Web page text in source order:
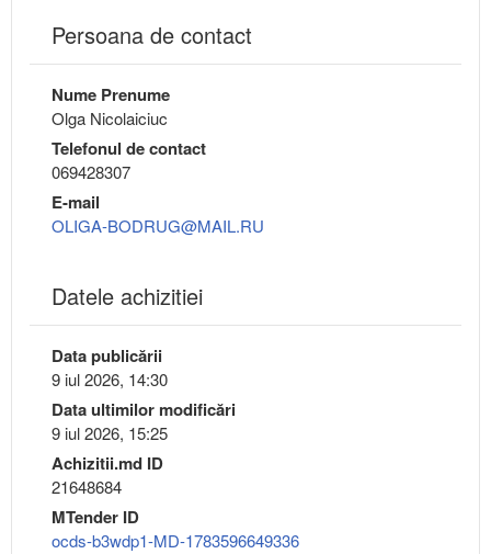
Persoana de contact
Nume Prenume
Olga Nicolaiciuc
Telefonul de contact
069428307
E-mail
OLIGA-BODRUG@MAIL.RU
Datele achizitiei
Data publicării
9 iul 2026, 14:30
Data ultimilor modificări
9 iul 2026, 15:25
Achizitii.md ID
21648684
MTender ID
ocds-b3wdp1-MD-1783596649336